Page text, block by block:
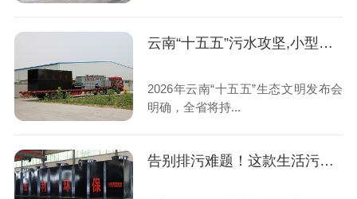
云南“十五五”污水攻坚,小型生活污水处理设备成村镇刚需
2026年云南“十五五”生态文明发布会
明确，全省将持...
告别排污难题！这款生活污水处理设备稳定达标、运维省心